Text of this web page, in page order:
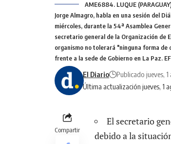
AME6884. LUQUE
Jorge Almagro, habla en una sesión del
miércoles, durante la 54ª Asamblea
secretario general de la Organización de
organismo no tolerará "ninguna forma
frente a la sede de Gobierno en La Paz.
Última actualización jueves, 1
El Diario Publicado jueves,
Compartir
El secretario
debido a la